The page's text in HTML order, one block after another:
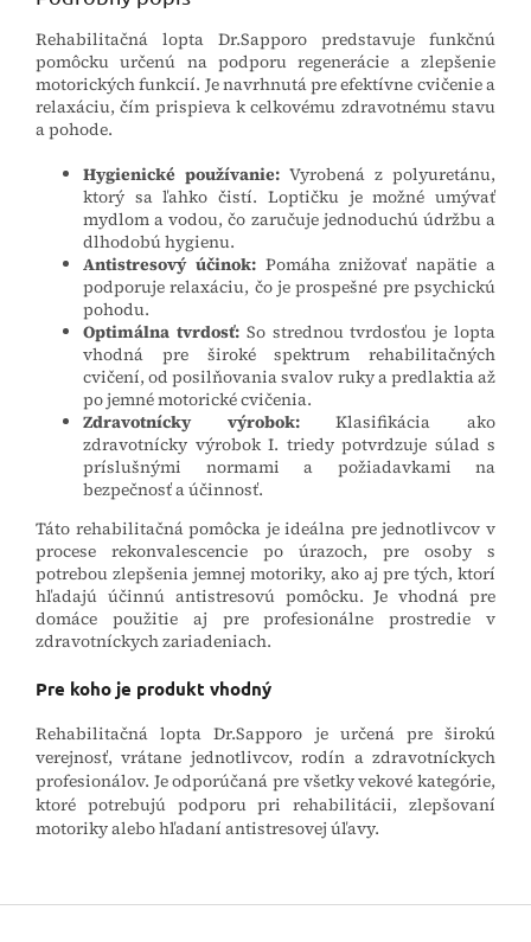
Rehabilitačná lopta Dr.Sapporo predstavuje funkčnú
pomôcku určenú na podporu regenerácie a zlepšenie
motorických funkcií. Je navrhnutá pre efektívne cvičenie a
relaxáciu, čím prispieva k celkovému zdravotnému stavu
a pohode.
Hygienické používanie: Vyrobená z polyuretánu,
ktorý sa ľahko čistí. Loptičku je možné umývať
mydlom a vodou, čo zaručuje jednoduchú údržbu a
dlhodobú hygienu.
Antistresový účinok:Pomáha znižovať napätie a
podporuje relaxáciu, čo je prospešné pre psychickú
pohodu.
Optimálna tvrdosť:So strednou tvrdosťou je lopta
vhodná pre široké spektrum rehabilitačných
cvičení, od posilňovania svalov ruky a predlaktia až
po jemné motorické cvičenia.
Zdravotnícky výrobok:Klasifikácia ako
zdravotnícky výrobok I. triedy potvrdzuje súlad s
príslušnými normami a požiadavkami na
bezpečnosť a účinnosť.
Táto rehabilitačná pomôcka je ideálna pre jednotlivcov v
procese rekonvalescencie po úrazoch, pre osoby s
potrebou zlepšenia jemnej motoriky, ako aj pre tých, ktorí
hľadajú účinnú antistresovú pomôcku. Je vhodná pre
domáce použitie aj pre profesionálne prostredie v
zdravotníckych zariadeniach.
Pre koho je produkt vhodný
Rehabilitačná lopta Dr.Sapporo je určená pre širokú
verejnosť, vrátane jednotlivcov, rodín a zdravotníckych
profesionálov. Je odporúčaná pre všetky vekové kategórie,
ktoré potrebujú podporu pri rehabilitácii, zlepšovaní
motoriky alebo hľadaní antistresovej úľavy.